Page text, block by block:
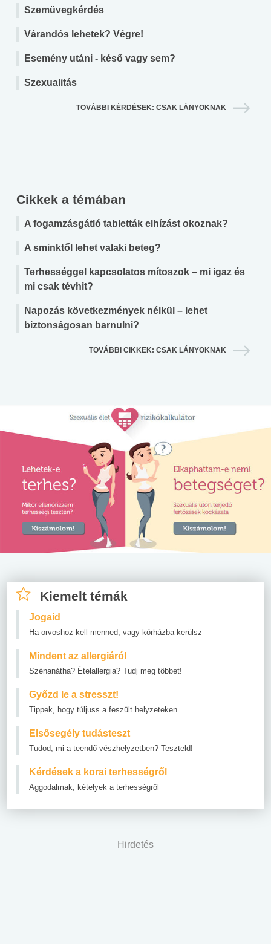
Szemüvegkérdés
Várandós lehetek? Végre!
Esemény utáni - késő vagy sem?
Szexualitás
TOVÁBBI KÉRDÉSEK: CSAK LÁNYOKNAK
Cikkek a témában
A fogamzásgátló tabletták elhízást okoznak?
A sminktől lehet valaki beteg?
Terhességgel kapcsolatos mítoszok – mi igaz és
mi csak tévhit?
Napozás következmények nélkül – lehet
biztonságosan barnulni?
TOVÁBBI CIKKEK: CSAK LÁNYOKNAK
Kiemelt témák
Jogaid
Ha orvoshoz kell menned, vagy kórházba kerülsz
Mindent az allergiáról
Szénanátha? Ételallergia? Tudj meg többet!
Győzd le a stresszt!
Tippek, hogy túljuss a feszült helyzeteken.
Elsősegély tudásteszt
Tudod, mi a teendő vészhelyzetben? Teszteld!
Kérdések a korai terhességről
Aggodalmak, kételyek a terhességről
Hirdetés